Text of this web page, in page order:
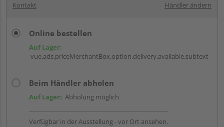
Kontakt Händler ändern
Online bestellen
Auf Lager:
vue.ads.priceMerchantBox.option.delivery.available.subtext
Beim Händler abholen
Auf Lager: Abholung möglich
Verfügbar in der Ausstellung - vor Ort ansehen.